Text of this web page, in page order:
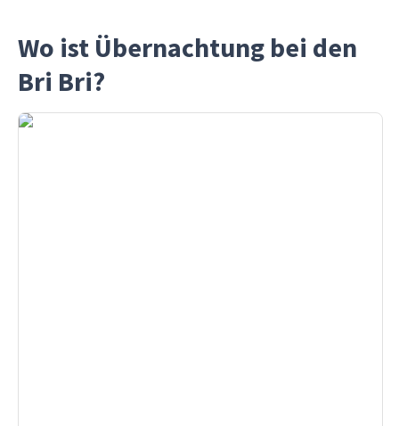
Wo ist Übernachtung bei den
Bri Bri?